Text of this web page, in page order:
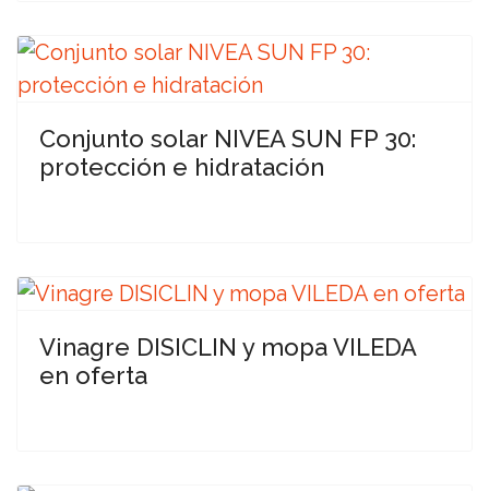
Conjunto solar NIVEA SUN FP 30:
protección e hidratación
Vinagre DISICLIN y mopa VILEDA
en oferta